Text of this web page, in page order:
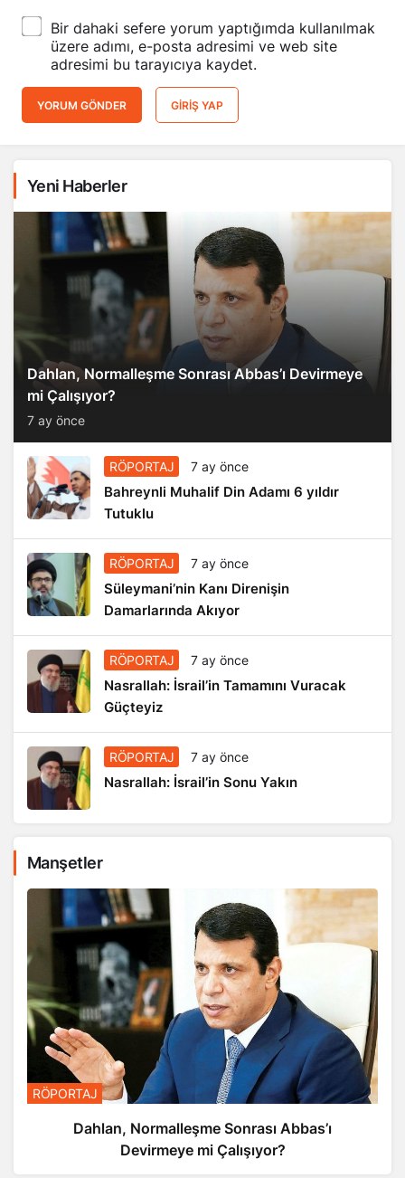
Bir dahaki sefere yorum yaptığımda kullanılmak
üzere adımı, e-posta adresimi ve web site
adresimi bu tarayıcıya kaydet.
YORUM GÖNDER GIRIŞ YAP
Yeni Haberler
Dahlan, Normalleşme Sonrası Abbas’ı Devirmeye
mi Çalışıyor?
7 ay önce
RÖPORTAJ 7 ay önce
Bahreynli Muhalif Din Adamı 6 yıldır
Tutuklu
RÖPORTAJ 7 ay önce
Süleymani’nin Kanı Direnişin
Damarlarında Akıyor
RÖPORTAJ 7 ay önce
Nasrallah: İsrail’in Tamamını Vuracak
Güçteyiz
RÖPORTAJ 7 ay önce
Nasrallah: İsrail’in Sonu Yakın
Manşetler
RÖPORTAJ
Dahlan, Normalleşme Sonrası Abbas’ı
Devirmeye mi Çalışıyor?